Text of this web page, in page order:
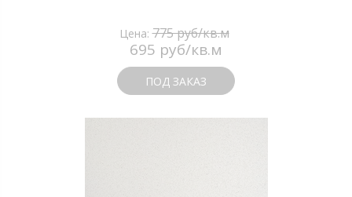
Цена:775 руб/кв.м
695 руб/кв.м
ПОД ЗАКАЗ